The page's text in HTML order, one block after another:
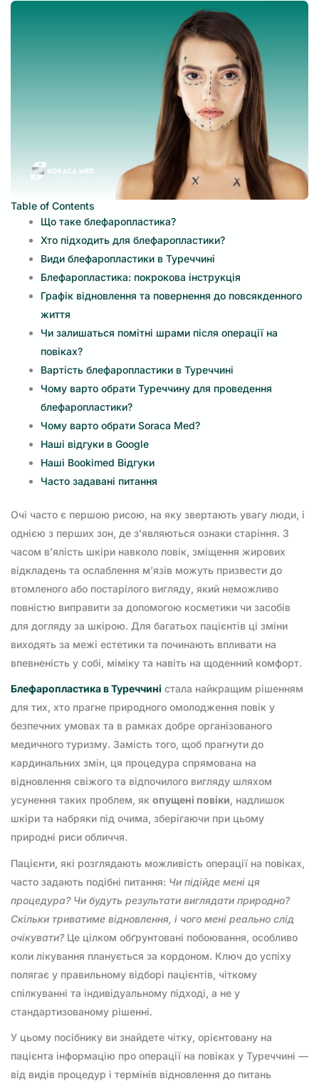
Table of Contents
Що таке блефаропластика?
Хто підходить для блефаропластики?
Види блефаропластики в Туреччині
Блефаропластика: покрокова інструкція
Графік відновлення та повернення до повсякденного
життя
Чи залишаться помітні шрами після операції на
повіках?
Вартість блефаропластики в Туреччині
Чому варто обрати Туреччину для проведення
блефаропластики?
Чому варто обрати Soraca Med?
Наші відгуки в Google
Наші Bookimed Відгуки
Часто задавані питання
Очі часто є першою рисою, на яку звертають увагу люди, і
однією з перших зон, де з’являються ознаки старіння. З
часом в’ялість шкіри навколо повік, зміщення жирових
відкладень та ослаблення м’язів можуть призвести до
втомленого або постарілого вигляду, який неможливо
повністю виправити за допомогою косметики чи засобів
для догляду за шкірою. Для багатьох пацієнтів ці зміни
виходять за межі естетики та починають впливати на
впевненість у собі, міміку та навіть на щоденний комфорт.
Блефаропластика в Туреччині стала найкращим рішенням
для тих, хто прагне природного омолодження повік у
безпечних умовах та в рамках добре організованого
медичного туризму. Замість того, щоб прагнути до
кардинальних змін, ця процедура спрямована на
відновлення свіжого та відпочилого вигляду шляхом
усунення таких проблем, як опущені повіки, надлишок
шкіри та набряки під очима, зберігаючи при цьому
природні риси обличчя.
Пацієнти, які розглядають можливість операції на повіках,
часто задають подібні питання: Чи підійде мені ця
процедура? Чи будуть результати виглядати природно?
Скільки триватиме відновлення, і чого мені реально слід
очікувати? Це цілком обґрунтовані побоювання, особливо
коли лікування планується за кордоном. Ключ до успіху
полягає у правильному відборі пацієнтів, чіткому
спілкуванні та індивідуальному підході, а не у
стандартизованому рішенні.
У цьому посібнику ви знайдете чітку, орієнтовану на
пацієнта інформацію про операції на повіках у Туреччині —
від видів процедур і термінів відновлення до питань